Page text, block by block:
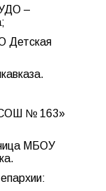
–
Детская
№ 163»
МБОУ